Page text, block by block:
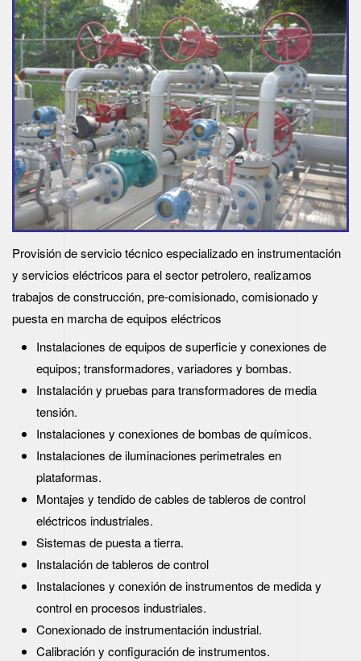
Provisión de servicio técnico especializado en instrumentación
y servicios eléctricos para el sector petrolero, realizamos
trabajos de construcción, pre-comisionado, comisionado y
puesta en marcha de equipos eléctricos
Instalaciones de equipos de superficie y conexiones de
equipos; transformadores, variadores y bombas.
Instalación y pruebas para transformadores de media
tensión.
Instalaciones y conexiones de bombas de químicos.
Instalaciones de iluminaciones perimetrales en
plataformas.
Montajes y tendido de cables de tableros de control
eléctricos industriales.
Sistemas de puesta a tierra.
Instalación de tableros de control
Instalaciones y conexión de instrumentos de medida y
control en procesos industriales.
Conexionado de instrumentación industrial.
Calibración y configuración de instrumentos.